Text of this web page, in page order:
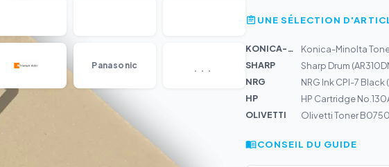
Panasonic ...
UNE SÉLECTION
KONICA-MIN...
Konica-Minolta
SHARP
Sharp Drum
NRG
NRG Ink CPI-7 Black
HP
HP Cartridge
OLIVETTI
Olivetti Toner
CONSEIL DU GUIDE